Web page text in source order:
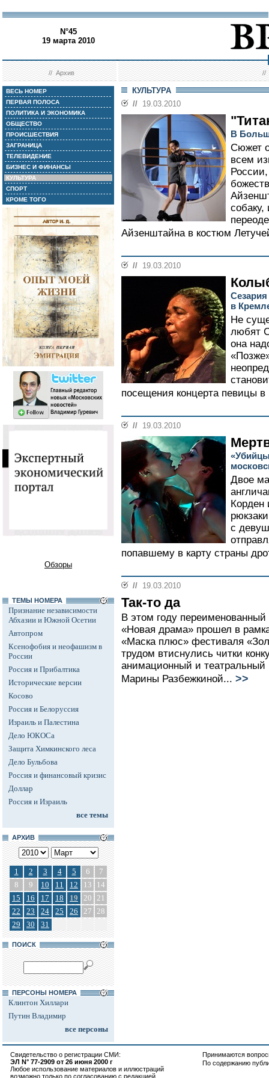
N°45
19 марта 2010
//Архив //
ВЕСЬ НОМЕР
ПЕРВАЯ ПОЛОСА
ПОЛИТИКА И ЭКОНОМИКА
ОБЩЕСТВО
ПРОИСШЕСТВИЯ
ЗАГРАНИЦА
ТЕЛЕВИДЕНИЕ
БИЗНЕС И ФИНАНСЫ
КУЛЬТУРА
СПОРТ
КРОМЕ ТОГО
Обзоры
ТЕМЫ НОМЕРА
Признание независимости
Абхазии и Южной Осетии
Автопром
Ксенофобия и неофашизм в
России
Россия и Прибалтика
Исторические версии
Косово
Россия и Белоруссия
Израиль и Палестина
Дело ЮКОСа
Защита Химкинского леса
Дело Бульбова
Россия и финансовый кризис
Доллар
Россия и Израиль
все темы
АРХИВ
1 2 3 4 5 6
7
8
9 10 11 12 13
14
15
16 17 18 19 20 21
22
23 24 25 26 27 28
29
30 31
ПОИСК
ПЕРСОНЫ НОМЕРА
Клинтон Хиллари
Путин Владимир
все персоны
КУЛЬТУРА
// 19.03.2010
В
Сюжет
всем
Айзенштайна в костюм
// 19.03.2010
в
Не
любят
она
посещения концерта певицы
// 19.03.2010
Двое
Корден
с
попавшему в карту страны
// 19.03.2010
Так-то да
В этом году
«Новая драма» прошел в
«Маска плюс» фестиваля
трудом втиснулись читки
анимационный и
Марины Разбежкиной... >>
Свидетельство о регистрации СМИ:
ЭЛ N° 77-2909 от 26 июня 2000 г
Любое использование материалов и иллюстраций
возможно только по согласованию с редакцией
Принимаются
По содержанию